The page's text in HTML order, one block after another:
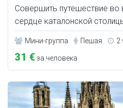
Совершить путешествие
сердце каталонской
Мини-группа Пешая 2
31 €за человека